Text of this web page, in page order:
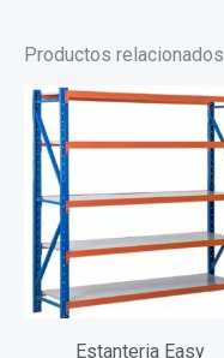
Productos relacionados
Estanteria Easy